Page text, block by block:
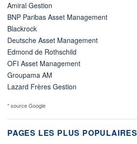
Amiral Gestion
BNP Paribas Asset Management
Blackrock
Deutsche Asset Management
Edmond de Rothschild
OFI Asset Management
Groupama AM
Lazard Frères Gestion
* source Google
PAGES LES PLUS POPULAIRES